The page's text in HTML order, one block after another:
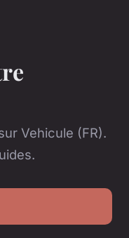
Vehicule (FR).